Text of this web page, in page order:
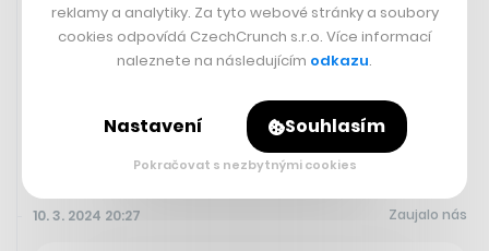
— David Navratil (@DavidDnavratil)
March 10, 2024
10. 3. 2024 20:27 Zaujalo nás
reklamy a analytiky. Za tyto webové stránky a soubory
cookies odpovídá CzechCrunch s.r.o. Více informací
naleznete na následujícím odkazu.
Nastavení Souhlasím
Pokračovat s nezbytnými cookies